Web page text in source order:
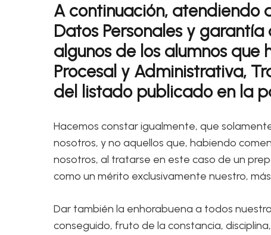
A continuación, atendiendo
Datos Personales y
algunos de los alumnos
Procesal y Administrativa,
del listado publicado en la
Hacemos constar igualmente, que
nosotros, y no aquellos que, habiendo
nosotros, al tratarse en este caso de un
como un mérito exclusivamente nuestro,
Dar también la enhorabuena a todos
conseguido, fruto de la constancia,